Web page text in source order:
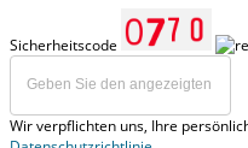
Sicherheitscode
Wir verpflichten uns, Ihre